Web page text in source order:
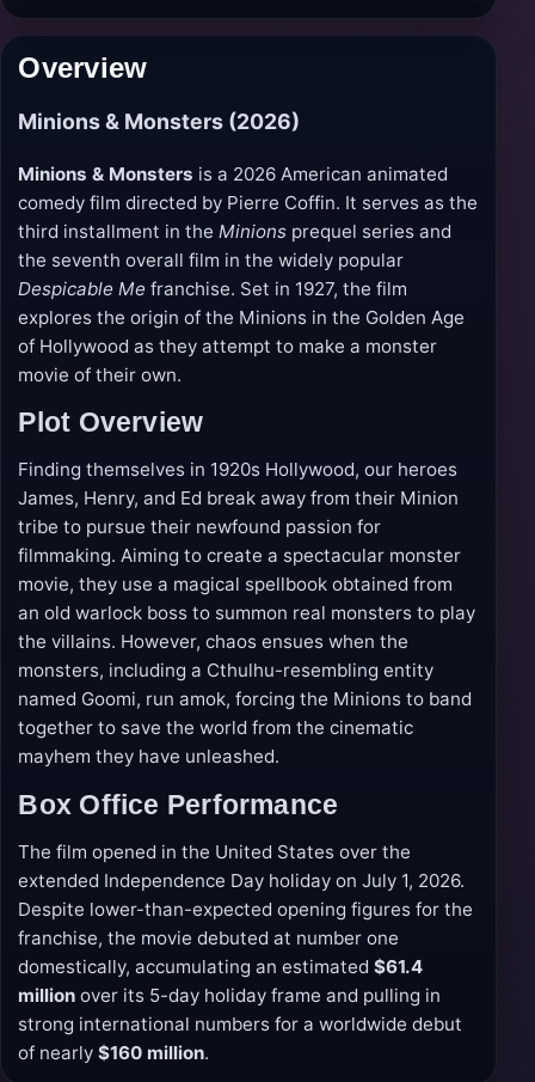
Overview
Minions & Monsters (2026)
Minions & Monsters is a 2026 American animated
comedy film directed by Pierre Coffin. It serves as the
third installment in theMinions prequel series and
the seventh overall film in the widely popular
Despicable Me franchise. Set in 1927, the film
explores the origin of the Minions in the Golden Age
of Hollywood as they attempt to make a monster
movie of their own.
Plot Overview
Finding themselves in 1920s Hollywood, our heroes
James, Henry, and Ed break away from their Minion
tribe to pursue their newfound passion for
filmmaking. Aiming to create a spectacular monster
movie, they use a magical spellbook obtained from
an old warlock boss to summon real monsters to play
the villains. However, chaos ensues when the
monsters, including a Cthulhu-resembling entity
named Goomi, run amok, forcing the Minions to band
together to save the world from the cinematic
mayhem they have unleashed.
Box Office Performance
The film opened in the United States over the
extended Independence Day holiday on July 1, 2026.
Despite lower-than-expected opening figures for the
franchise, the movie debuted at number one
domestically, accumulating an estimated$61.4
million over its 5-day holiday frame and pulling in
strong international numbers for a worldwide debut
of nearly$160 million.